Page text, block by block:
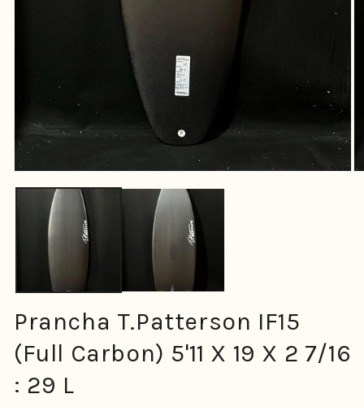
Prancha T.Patterson IF15
(Full Carbon) 5'11 X 19 X 2 7/16
: 29 L